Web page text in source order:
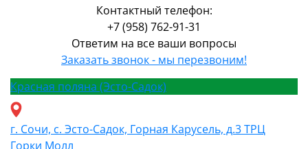
Контактный телефон:
+7 (958) 762-91-31
Ответим на все ваши вопросы
Заказать звонок - мы перезвоним!
Красная поляна (Эсто-Садок)
г. Сочи, с. Эсто-Садок, Горная Карусель, д.3 ТРЦ
Горки Молл